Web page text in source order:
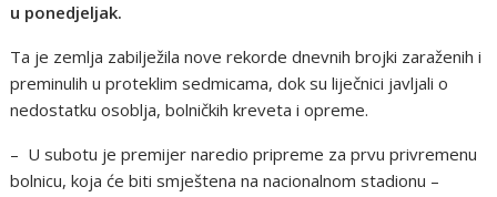
u ponedjeljak.
Ta je zemlja zabilježila nove rekorde dnevnih brojki zaraženih i
preminulih u proteklim sedmicama, dok su liječnici javljali o
nedostatku osoblja, bolničkih kreveta i opreme.
– U subotu je premijer naredio pripreme za prvu privremenu
bolnicu, koja će biti smještena na nacionalnom stadionu –